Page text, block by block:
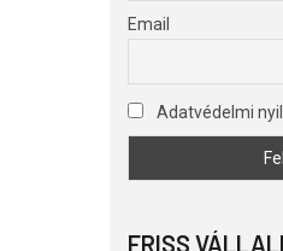
Email
Adatvédelmi
FRISS